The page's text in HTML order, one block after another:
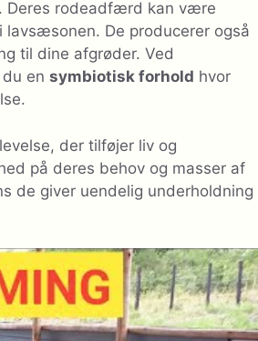
Deres rodeadfærd kan være
De producerer også
til dine afgrøder. Ved
en symbiotisk forhold hvor
der tilføjer liv og
på deres behov og masser af
de giver uendelig underholdning